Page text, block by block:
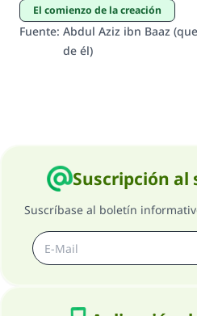
El comienzo de la creación
Fuente: Abdul Aziz ibn Baaz
de él)
Suscripción al
Suscríbase al boletín